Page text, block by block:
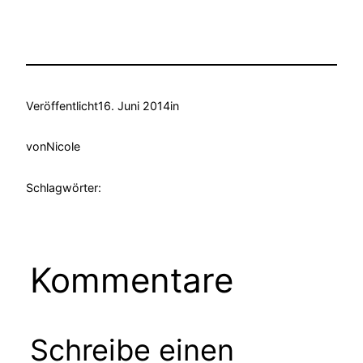
Veröffentlicht16. Juni 2014in
vonNicole
Schlagwörter:
Kommentare
Schreibe einen